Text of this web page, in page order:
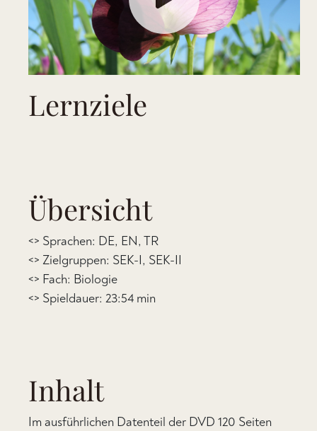
Lernziele
Übersicht
<> Sprachen: DE, EN, TR
<> Zielgruppen: SEK-I, SEK-II
<> Fach: Biologie
<> Spieldauer: 23:54 min
Inhalt
Im ausführlichen Datenteil der DVD 120 Seiten